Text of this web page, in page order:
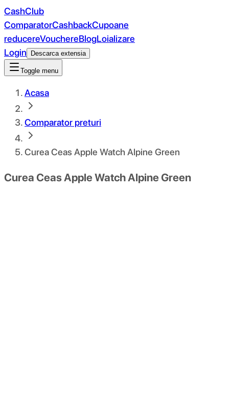
CashClub
ComparatorCashbackCupoane
reducereVouchereBlogLoializare
Login
Descarca extensia
Toggle menu
Acasa
Comparator preturi
Curea Ceas Apple Watch Alpine Green
Curea Ceas Apple Watch Alpine Green